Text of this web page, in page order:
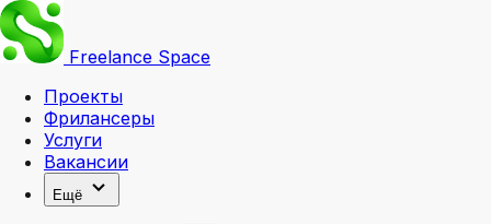
Freelance Space
Проекты
Фрилансеры
Услуги
Вакансии
Ещё expand_more